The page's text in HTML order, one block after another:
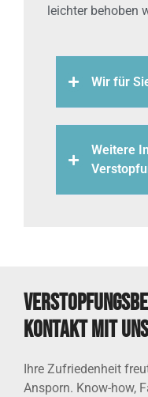
leichter behoben
Wir für
Weitere
Kontakt mit
Ihre Zufriedenheit
Ansporn. Know-how,